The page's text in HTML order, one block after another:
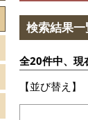
検索結果
全20件中、現
【並び替え